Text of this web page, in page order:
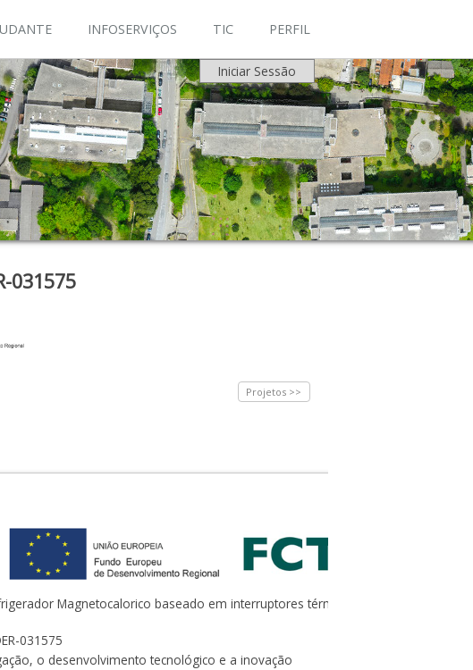
INFOSERVIÇOS TIC PERFIL
Iniciar Sessão
031575
Projetos >>
Magnetocalorico baseado em interruptores térmicos de alta
031575
o desenvolvimento tecnológico e a inovação